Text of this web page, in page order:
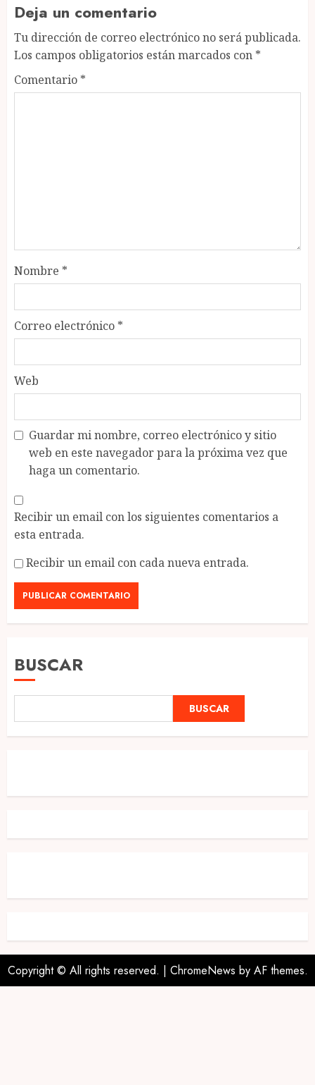
Deja un comentario
Tu dirección de correo electrónico no será publicada.
Los campos obligatorios están marcados con *
Comentario *
Nombre *
Correo electrónico *
Web
Guardar mi nombre, correo electrónico y sitio
web en este navegador para la próxima vez que
haga un comentario.
Recibir un email con los siguientes comentarios a
esta entrada.
Recibir un email con cada nueva entrada.
BUSCAR
BUSCAR
Copyright © All rights reserved. | ChromeNews by AF themes.